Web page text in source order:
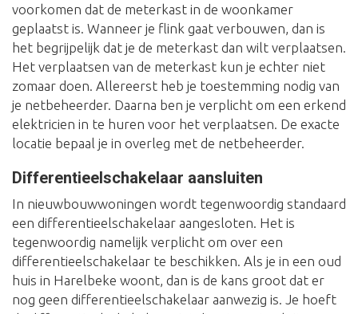
voorkomen dat de meterkast in de woonkamer
geplaatst is. Wanneer je flink gaat verbouwen, dan is
het begrijpelijk dat je de meterkast dan wilt verplaatsen.
Het verplaatsen van de meterkast kun je echter niet
zomaar doen. Allereerst heb je toestemming nodig van
je netbeheerder. Daarna ben je verplicht om een erkend
elektricien in te huren voor het verplaatsen. De exacte
locatie bepaal je in overleg met de netbeheerder.
Differentieelschakelaar aansluiten
In nieuwbouwwoningen wordt tegenwoordig standaard
een differentieelschakelaar aangesloten. Het is
tegenwoordig namelijk verplicht om over een
differentieelschakelaar te beschikken. Als je in een oud
huis in Harelbeke woont, dan is de kans groot dat er
nog geen differentieelschakelaar aanwezig is. Je hoeft